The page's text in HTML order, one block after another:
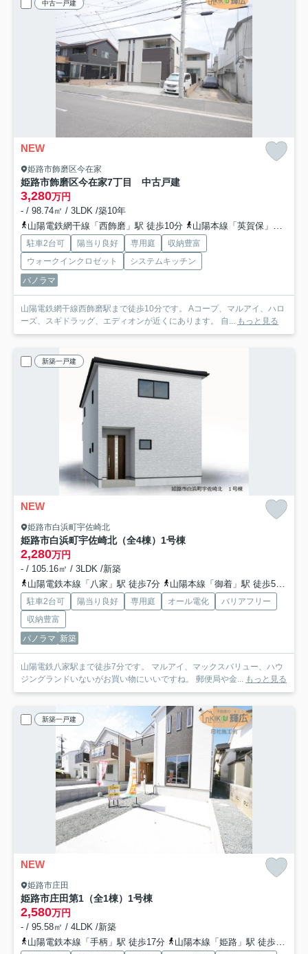
中古一戸建
NEW
姫路市飾磨区今在家
姫路市飾磨区今在家7丁目 中古戸建
3,280万円
- / 98.74㎡ / 3LDK /築10年
山陽電鉄網干線「西飾磨」駅 徒歩10分
山陽本線「英賀保」駅 徒歩21分
駐車2台可 陽当り良好 専用庭
収納豊富
ウォークインクロゼット
システムキッチン
パノラマ
山陽電鉄網干線西飾磨駅まで徒歩10分です。 Aコープ、マルアイ、ハロ
ーズ、スギドラッグ、エディオンが近くにあります。 自... もっと見る
新築一戸建
NEW
姫路市白浜町宇佐崎北
姫路市白浜町宇佐崎北（全4棟）1号棟
2,280万円
- / 105.16㎡ / 3LDK /新築
山陽電鉄本線「八家」駅 徒歩7分
山陽本線「御着」駅 徒歩52分
駐車2台可 陽当り良好 専用庭 オール電化
バリアフリー
収納豊富
パノラマ 新築
山陽電鉄八家駅まで徒歩7分です。 マルアイ、マックスバリュー、ハウ
ジングランドいないがお買い物にいいですね。 郵便局や金... もっと見る
新築一戸建
NEW
姫路市庄田
姫路市庄田第1（全1棟）1号棟
2,580万円
- / 95.58㎡ / 4LDK /新築
山陽電鉄本線「手柄」駅 徒歩17分
山陽本線「姫路」駅 徒歩23分